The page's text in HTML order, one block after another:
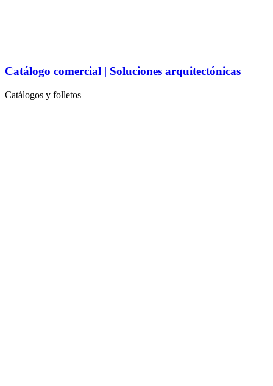
Catálogo comercial | Soluciones arquitectónicas
Catálogos y folletos